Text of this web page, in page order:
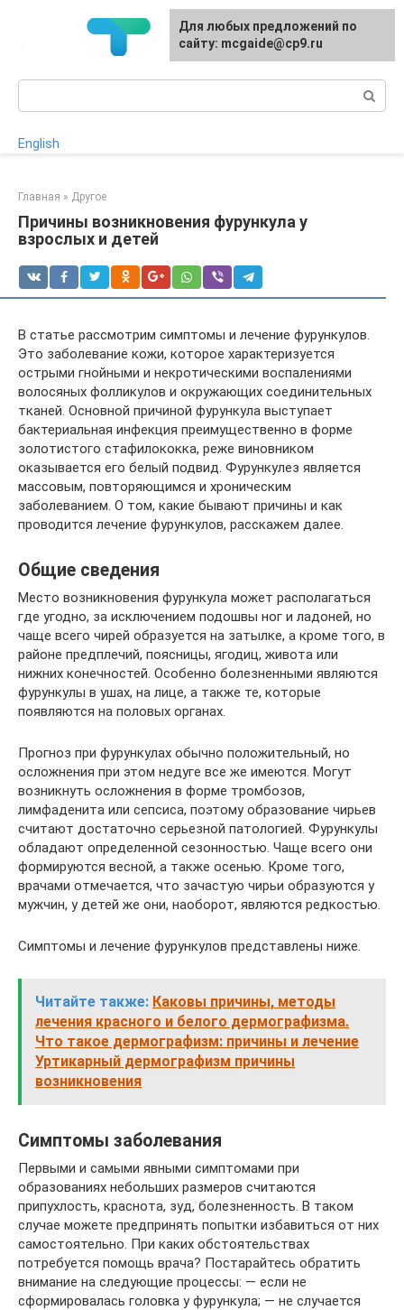
English
Главная » Другое
Причины возникновения фурункула у
взрослых и детей
В статье рассмотрим симптомы и лечение фурункулов.
Это заболевание кожи, которое характеризуется
острыми гнойными и некротическими воспалениями
волосяных фолликулов и окружающих соединительных
тканей. Основной причиной фурункула выступает
бактериальная инфекция преимущественно в форме
золотистого стафилококка, реже виновником
оказывается его белый подвид. Фурункулез является
массовым, повторяющимся и хроническим
заболеванием. О том, какие бывают причины и как
проводится лечение фурункулов, расскажем далее.
Общие сведения
Место возникновения фурункула может располагаться
где угодно, за исключением подошвы ног и ладоней, но
чаще всего чирей образуется на затылке, а кроме того, в
районе предплечий, поясницы, ягодиц, живота или
нижних конечностей. Особенно болезненными являются
фурункулы в ушах, на лице, а также те, которые
появляются на половых органах.
Прогноз при фурункулах обычно положительный, но
осложнения при этом недуге все же имеются. Могут
возникнуть осложнения в форме тромбозов,
лимфаденита или сепсиса, поэтому образование чирьев
считают достаточно серьезной патологией. Фурункулы
обладают определенной сезонностью. Чаще всего они
формируются весной, а также осенью. Кроме того,
врачами отмечается, что зачастую чирьи образуются у
мужчин, у детей же они, наоборот, являются редкостью.
Симптомы и лечение фурункулов представлены ниже.
Читайте также: Каковы причины, методы
лечения красного и белого дермографизма.
Что такое дермографизм: причины и лечение
Уртикарный дермографизм причины
возникновения
Симптомы заболевания
Первыми и самыми явными симптомами при
образованиях небольших размеров считаются
припухлость, краснота, зуд, болезненность. В таком
случае можете предпринять попытки избавиться от них
самостоятельно. При каких обстоятельствах
потребуется помощь врача? Постарайтесь обратить
внимание на следующие процессы: — если не
сформировалась головка у фурункула; — не случается
Для любых предложений по
сайту: mcgaide@cp9.ru